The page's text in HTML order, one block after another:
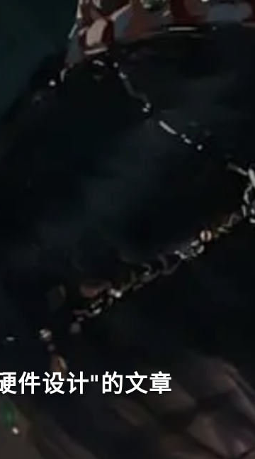
件设计"的文章